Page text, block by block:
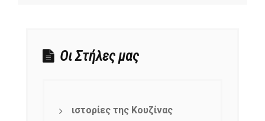
Οι Στήλες μας
ιστορίες της Κουζίνας